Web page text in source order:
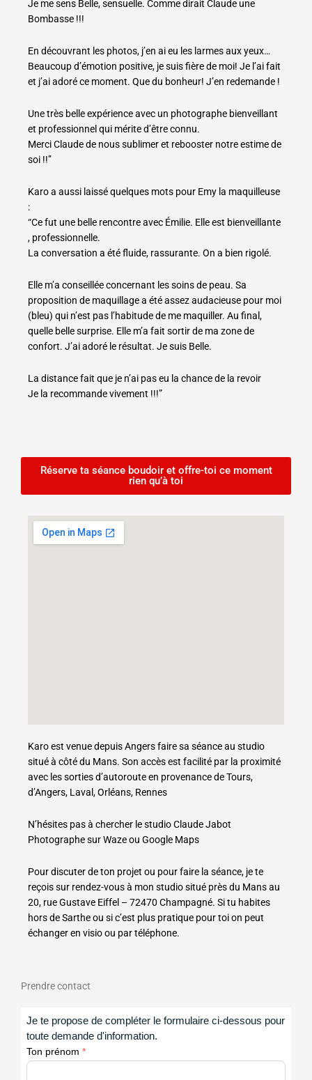
Je me sens Belle, sensuelle. Comme dirait Claude une
Bombasse !!!
En découvrant les photos, j’en ai eu les larmes aux yeux…
Beaucoup d’émotion positive, je suis fière de moi! Je l’ai fait
et j’ai adoré ce moment. Que du bonheur! J’en redemande !
Une très belle expérience avec un photographe bienveillant
et professionnel qui mérite d’être connu.
Merci Claude de nous sublimer et rebooster notre estime de
soi !!”
Karo a aussi laissé quelques mots pour Emy la maquilleuse
:
“Ce fut une belle rencontre avec Émilie. Elle est bienveillante
, professionnelle.
La conversation a été fluide, rassurante. On a bien rigolé.
Elle m’a conseillée concernant les soins de peau. Sa
proposition de maquillage a été assez audacieuse pour moi
(bleu) qui n’est pas l’habitude de me maquiller. Au final,
quelle belle surprise. Elle m’a fait sortir de ma zone de
confort. J’ai adoré le résultat. Je suis Belle.
La distance fait que je n’ai pas eu la chance de la revoir
Je la recommande vivement !!!”
Réserve ta séance boudoir et offre-toi ce moment
rien qu’à toi
Karo est venue depuis Angers faire sa séance au studio
situé à côté du Mans. Son accès est facilité par la proximité
avec les sorties d’autoroute en provenance de Tours,
d’Angers, Laval, Orléans, Rennes
N’hésites pas à chercher le studio Claude Jabot
Photographe sur Waze ou Google Maps
Pour discuter de ton projet ou pour faire la séance, je te
reçois sur rendez-vous à mon studio situé près du Mans au
20, rue Gustave Eiffel – 72470 Champagné. Si tu habites
hors de Sarthe ou si c’est plus pratique pour toi on peut
échanger en visio ou par téléphone.
Prendre contact